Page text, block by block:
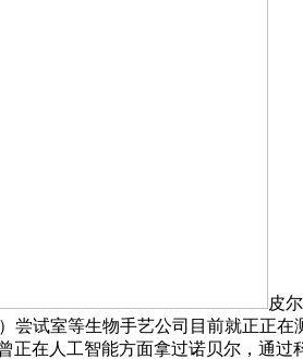
皮
尝试室等生物手艺公司目前就正正
在人工智能方面拿过诺贝尔，通过